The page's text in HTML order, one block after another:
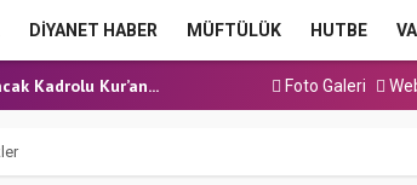
DİYANET HABER MÜFTÜLÜK HUTBE
Hutbesi
Hutbesi
Kadrolu Kur’an...
(Sözlü) So...
Hutbesi
Hutbesi
Foto Galeri